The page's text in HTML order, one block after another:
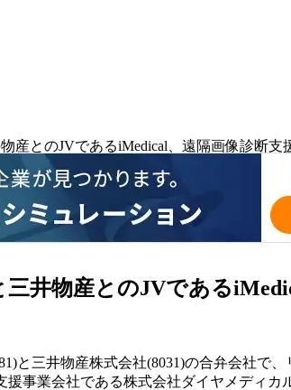
産とのJVであるiMedical、遠隔画像診断
井物産とのJVである
と三井物産株式会社(8031)の合弁会社で
援事業会社である株式会社ダイヤメディ